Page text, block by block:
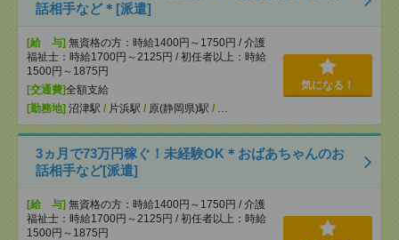
話相手など＊[派遣]
[給 与] 無資格の方：時給1400円～1750円 / 介護
福祉士：時給1700円～2125円 / 初任者以上：時給
1500円～1875円
[交通費]全額支給
[勤務地] 沼津駅 / 片浜駅 / 原(静岡県)駅 / …
気になる！
3ヵ月で73万円稼ぐ！未経験OK＊おばあちゃんのお
話相手など[派遣]
[給 与] 無資格の方：時給1400円～1750円 / 介護
福祉士：時給1700円～2125円 / 初任者以上：時給
1500円～1875円